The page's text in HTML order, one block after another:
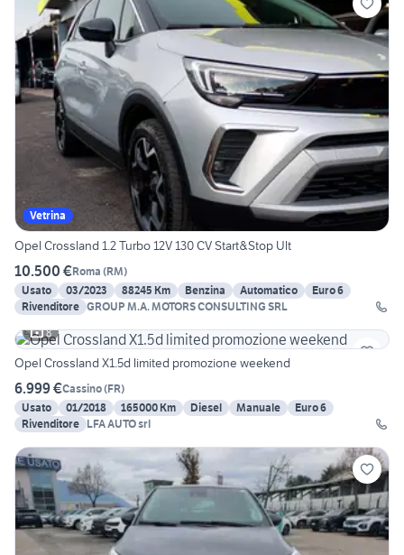
Vetrina
Opel Crossland 1.2 Turbo 12V 130 CV Start&Stop Ult
10.500 €Roma (RM)
Usato
03/2023 88245 Km Benzina Automatico
Euro 6
Rivenditore GROUP M.A. MOTORS CONSULTING SRL
8
Opel Crossland X1.5d limited promozione weekend
6.999 €Cassino(FR)
Usato
01/2018 165000 Km Diesel Manuale
Euro 6
Rivenditore
LFA AUTO srl